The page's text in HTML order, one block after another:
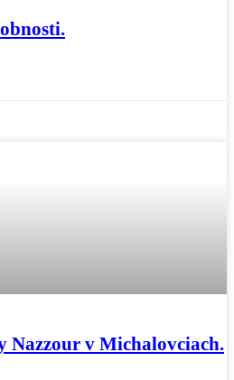
Nazzour v Michalovciach.